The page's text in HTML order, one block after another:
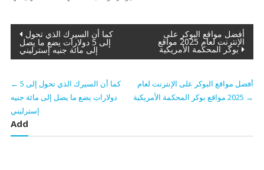
Post
navigation
كما أن السيرك الذي تحول
إلى 5 دولارات يضع ما يصل
إلى مائة جنيه إسترليني
أفضل مواقع البوكر على
الإنترنت لعام 2025 مواقع
بوكر المحكمة الأمريكية
←
دولارات يضع ما يصل إلى مائة جنيه
إسترليني
أفضل مواقع البوكر على الإنترنت لعام
→
Add